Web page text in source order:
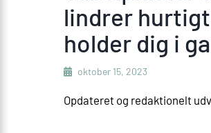
lindrer
holder dig i
oktober 15, 2023
Opdateret og redaktionelt